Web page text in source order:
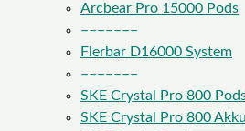
Arcbear Pro 15000 Pods
–––––––
Flerbar D16000 System
–––––––
SKE Crystal Pro 800
SKE Crystal Pro 800